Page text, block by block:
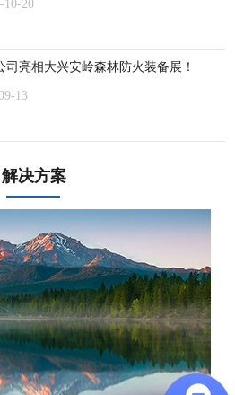
10-20
司亮相大兴安岭森林防火装备展！
13
解决方案